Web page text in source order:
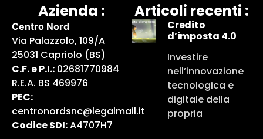
Azienda :
Centro Nord
Via Palazzolo, 109/A
25031 Capriolo (BS)
C.F. e P.I.: 02681770984
R.E.A. BS 469976
PEC:
centronordsnc@legalmail.it
Codice SDI:A4707H7
Articoli recenti :
Credito
d’imposta 4.0
Investire
nell’innovazione
tecnologica e
digitale della
propria